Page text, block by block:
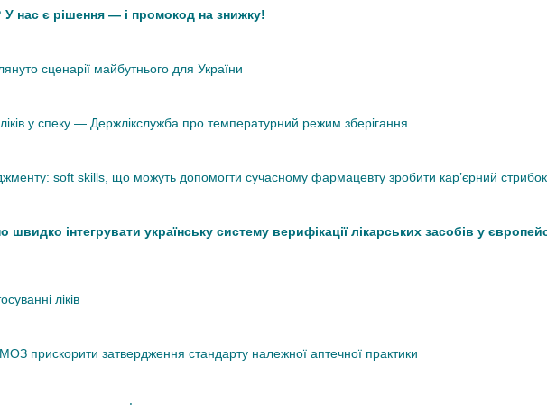
нас є рішення — і промокод на знижку!
сценарії майбутнього для України
у спеку — Держлікслужба про температурний режим зберігання
soft skills, що можуть допомогти сучасному фармацевту зробити кар’єрний стрибок
інтегрувати українську систему верифікації лікарських засобів у
ліків
прискорити затвердження стандарту належної аптечної практики